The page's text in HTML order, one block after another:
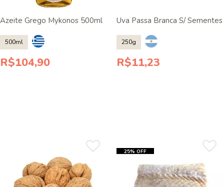
Azeite Grego Mykonos 500ml
500ml
R$104,90
Uva Passa Branca S/ Sementes
250g
R$11,23
25% OFF